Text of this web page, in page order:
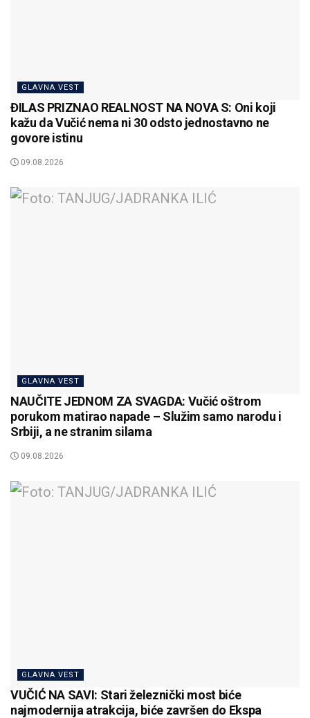
GLAVNA VEST
ĐILAS PRIZNAO REALNOST NA NOVA S: Oni koji
kažu da Vučić nema ni 30 odsto jednostavno ne
govore istinu
09.08.2026
GLAVNA VEST
NAUČITE JEDNOM ZA SVAGDA: Vučić oštrom
porukom matirao napade – Služim samo narodu i
Srbiji, a ne stranim silama
09.08.2026
GLAVNA VEST
VUČIĆ NA SAVI: Stari železnički most biće
najmodernija atrakcija, biće završen do Ekspa